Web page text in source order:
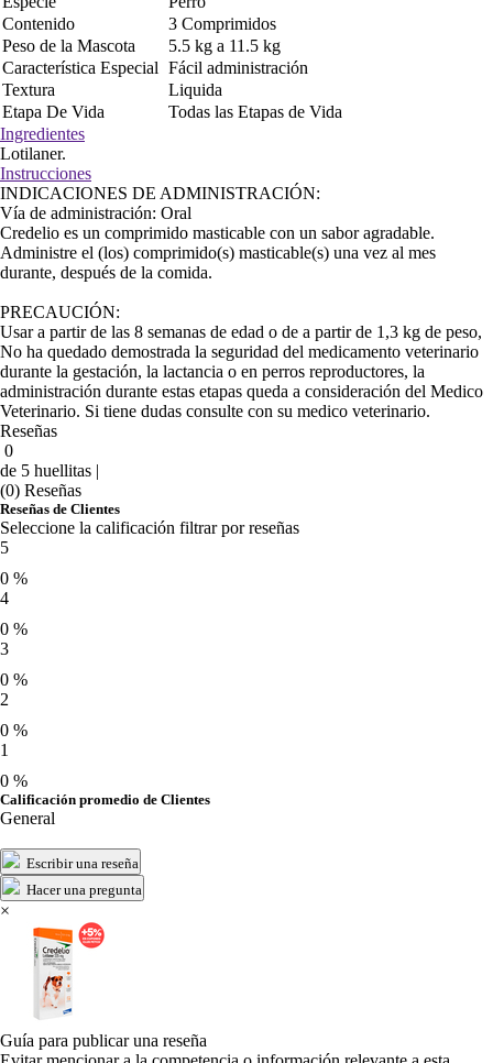
Contenido
3 Comprimidos
Peso de la Mascota
5.5 kg a 11.5 kg
Característica Especial Fácil administración
Textura
Liquida
Etapa De Vida
Todas las Etapas de Vida
Ingredientes
Lotilaner.
Instrucciones
INDICACIONES DE ADMINISTRACIÓN:
Vía de administración: Oral
Credelio es un comprimido masticable con un sabor agradable.
Administre el (los) comprimido(s) masticable(s) una vez al mes
durante, después de la comida.
PRECAUCIÓN:
Usar a partir de las 8 semanas de edad o de a partir de 1,3 kg de peso,
No ha quedado demostrada la seguridad del medicamento veterinario
durante la gestación, la lactancia o en perros reproductores, la
administración durante estas etapas queda a consideración del Medico
Veterinario. Si tiene dudas consulte con su medico veterinario.
Reseñas
0
de 5 huellitas |
(0) Reseñas
Reseñas de Clientes
Seleccione la calificación filtrar por reseñas
5
0 %
4
0 %
3
0 %
2
0 %
1
0 %
Calificación promedio de Clientes
General
Escribir una reseña
Hacer una pregunta
×
Guía para publicar una reseña